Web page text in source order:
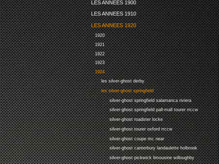
LES ANNEES 1900
LES ANNEES 1910
LES ANNEES 1920
1920
1921
1922
1923
1924
les silver-ghost derby
les silver-ghost springfield
silver-ghost springfield salamanca riviera
silver-ghost springfield pall-mall tourer rrccw
silver-ghost roadster locke
silver-ghost tourer oxford rrccw
silver-ghost coupe mc near
silver-ghost canterbury landaulette holbrook
silver-ghost pickwick limousine willoughby